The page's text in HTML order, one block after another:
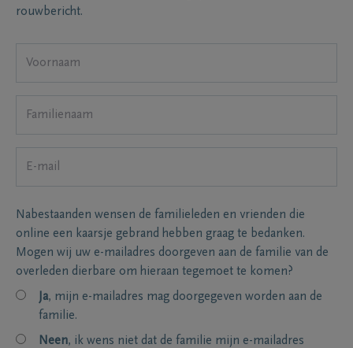
rouwbericht.
Nabestaanden wensen de familieleden en vrienden die
online een kaarsje gebrand hebben graag te bedanken.
Mogen wij uw e-mailadres doorgeven aan de familie van de
overleden dierbare om hieraan tegemoet te komen?
Ja, mijn e-mailadres mag doorgegeven worden aan de
familie.
Neen, ik wens niet dat de familie mijn e-mailadres